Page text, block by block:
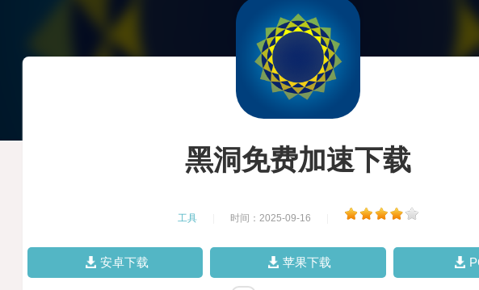
黑洞免费加速下载
工具 时间：2025-09-16
安卓下载 苹果下载